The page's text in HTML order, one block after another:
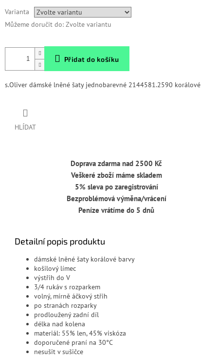
cena:
Varianta
Můžeme doručit do: Zvolte variantu
Přidat do košíku
s.Oliver dámské lněné šaty jednobarevné 2144581.2590 korálové
HLÍDAT
Doprava zdarma nad 2500 Kč
Veškeré zboží máme skladem
5% sleva po zaregistrování
Bezproblémová výměna/vrácení
Peníze vrátíme do 5 dnů
Detailní popis produktu
dámské lněné šaty korálové barvy
košilový límec
výstřih do V
3/4 rukáv s rozparkem
volný, mírně áčkový střih
po stranách rozparky
prodloužený zadní díl
délka nad kolena
materiál: 55% len, 45% viskóza
doporučené praní na 30°C
nesušit v sušičce